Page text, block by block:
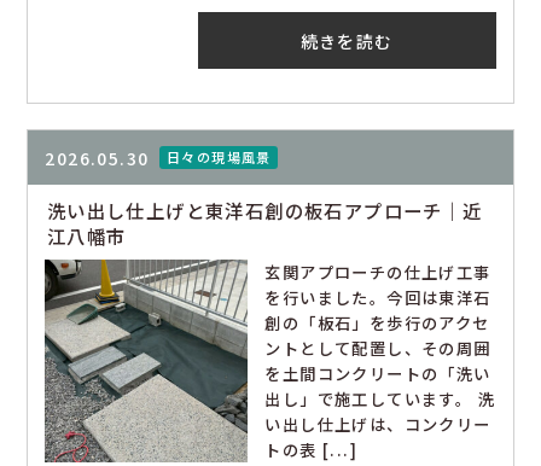
続きを読む
2026.05.30 日々の現場風景
洗い出し仕上げと東洋石創の板石アプローチ｜近
江八幡市
玄関アプローチの仕上げ工事
を行いました。今回は東洋石
創の「板石」を歩行のアクセ
ントとして配置し、その周囲
を土間コンクリートの「洗い
出し」で施工しています。 洗
い出し仕上げは、コンクリー
トの表 [...]